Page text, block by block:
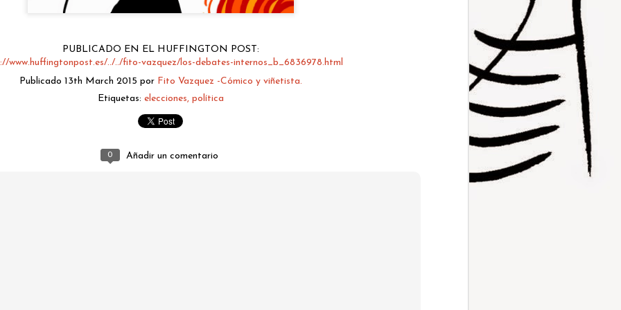
PUBLICADO EN EL HUFFINGTON POST:
www.huffingtonpost.es/../../fito-vazquez/los-debates-internos_b_6836978.html
Publicado 13th March 2015 por Fito Vazquez -Cómico y viñetista.
Etiquetas: elecciones política
0 Añadir un comentario
fitovazquez.comico@gmail.com